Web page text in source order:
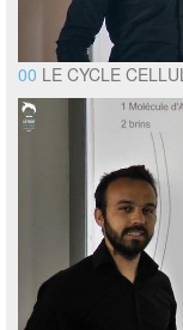
00 LE CYCLE